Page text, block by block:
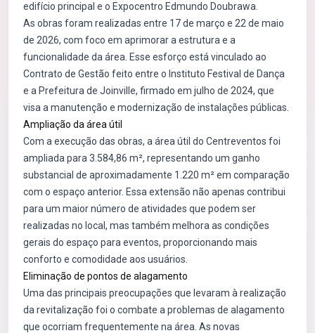
edifício principal e o Expocentro Edmundo Doubrawa.
As obras foram realizadas entre 17 de março e 22 de maio
de 2026, com foco em aprimorar a estrutura e a
funcionalidade da área. Esse esforço está vinculado ao
Contrato de Gestão feito entre o Instituto Festival de Dança
e a Prefeitura de Joinville, firmado em julho de 2024, que
visa a manutenção e modernização de instalações públicas.
Ampliação da área útil
Com a execução das obras, a área útil do Centreventos foi
ampliada para 3.584,86 m², representando um ganho
substancial de aproximadamente 1.220 m² em comparação
com o espaço anterior. Essa extensão não apenas contribui
para um maior número de atividades que podem ser
realizadas no local, mas também melhora as condições
gerais do espaço para eventos, proporcionando mais
conforto e comodidade aos usuários.
Eliminação de pontos de alagamento
Uma das principais preocupações que levaram à realização
da revitalização foi o combate a problemas de alagamento
que ocorriam frequentemente na área. As novas